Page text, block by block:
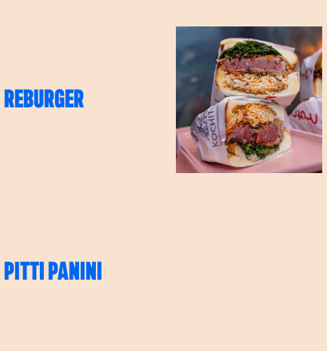
REBURGER
PITTI PANINI